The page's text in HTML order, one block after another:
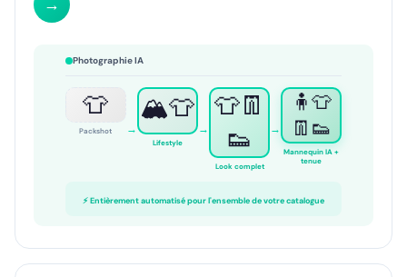
→
Photographie IA
👕
Packshot →
🏔️👕
Lifestyle
→
👕👖
👟
Look complet
→
🧍👕
👖👟
Mannequin IA +
tenue
⚡ Entièrement automatisé pour l'ensemble de votre catalogue